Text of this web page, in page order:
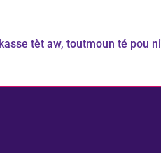
tèt aw, toutmoun té pou ni